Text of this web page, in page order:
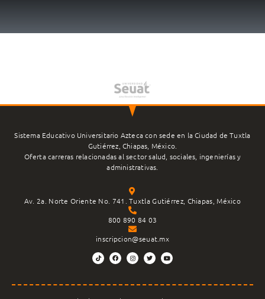
Sistema Educativo Universitario Azteca con sede en la Ciudad de Tuxtla
Gutiérrez, Chiapas, México.
Oferta carreras relacionadas al sector salud, sociales, ingenierías y
administrativas.
Av. 2a. Norte Oriente No. 741. Tuxtla Gutiérrez, Chiapas, México
800 890 84 03
inscripcion@seuat.mx